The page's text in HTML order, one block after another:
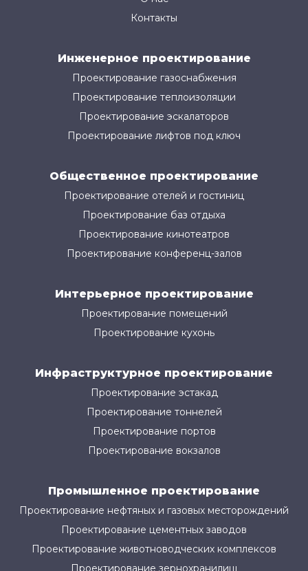
Контакты
Инженерное проектирование
Проектирование газоснабжения
Проектирование теплоизоляции
Проектирование эскалаторов
Проектирование лифтов под ключ
Общественное проектирование
Проектирование отелей и гостиниц
Проектирование баз отдыха
Проектирование кинотеатров
Проектирование конференц-залов
Интерьерное проектирование
Проектирование помещений
Проектирование кухонь
Инфраструктурное проектирование
Проектирование эстакад
Проектирование тоннелей
Проектирование портов
Проектирование вокзалов
Промышленное проектирование
Проектирование нефтяных и газовых месторождений
Проектирование цементных заводов
Проектирование животноводческих комплексов
Проектирование зернохранилищ